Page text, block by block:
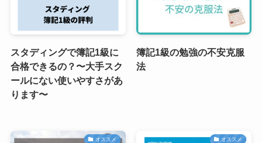
スタディングで簿記1級に
合格できるの？〜大手スク
ールにない使いやすさがあ
ります〜
簿記1級の勉強の不安克服
法
オススメ オススメ